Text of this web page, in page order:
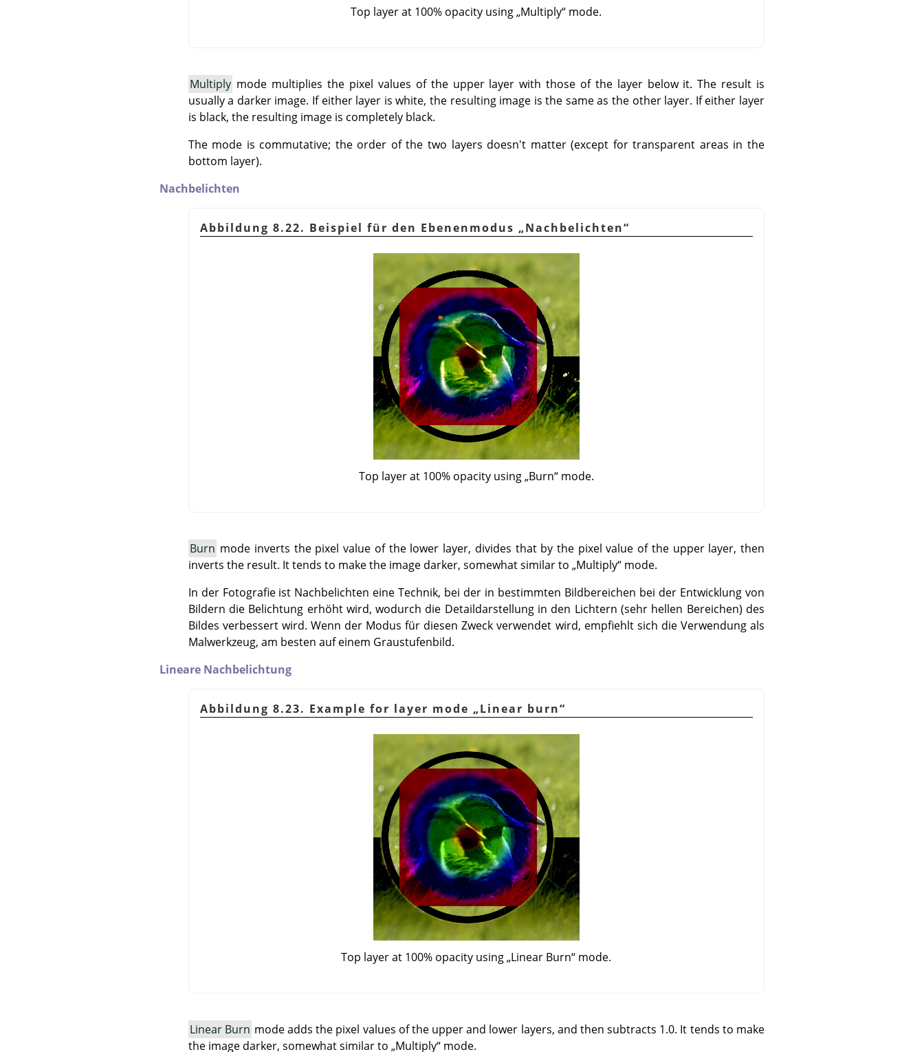
Top layer at 100% opacity using„Multiply“ mode.
Multiply mode multiplies the pixel values of the upper layer with those of the layer below it. The result is
usually a darker image. If either layer is white, the resulting image is the same as the other layer. If either layer
is black, the resulting image is completely black.
The mode is commutative; the order of the two layers doesn't matter (except for transparent areas in the
bottom layer).
Nachbelichten
Abbildung 8.22. Beispiel für den Ebenenmodus „Nachbelichten“
Top layer at 100% opacity using„Burn“mode.
Burn mode inverts the pixel value of the lower layer, divides that by the pixel value of the upper layer, then
inverts the result. It tends to make the image darker, somewhat similar to „Multiply“mode.
In der Fotografie ist Nachbelichten eine Technik, bei der in bestimmten Bildbereichen bei der Entwicklung von
Bildern die Belichtung erhöht wird, wodurch die Detaildarstellung in den Lichtern (sehr hellen Bereichen) des
Bildes verbessert wird. Wenn der Modus für diesen Zweck verwendet wird, empfiehlt sich die Verwendung als
Malwerkzeug, am besten auf einem Graustufenbild.
Lineare Nachbelichtung
Abbildung 8.23. Example for layer mode „Linear burn“
Top layer at 100% opacity using„Linear Burn“ mode.
Linear Burn mode adds the pixel values of the upper and lower layers, and then subtracts 1.0. It tends to make
the image darker, somewhat similar to „Multiply“mode.